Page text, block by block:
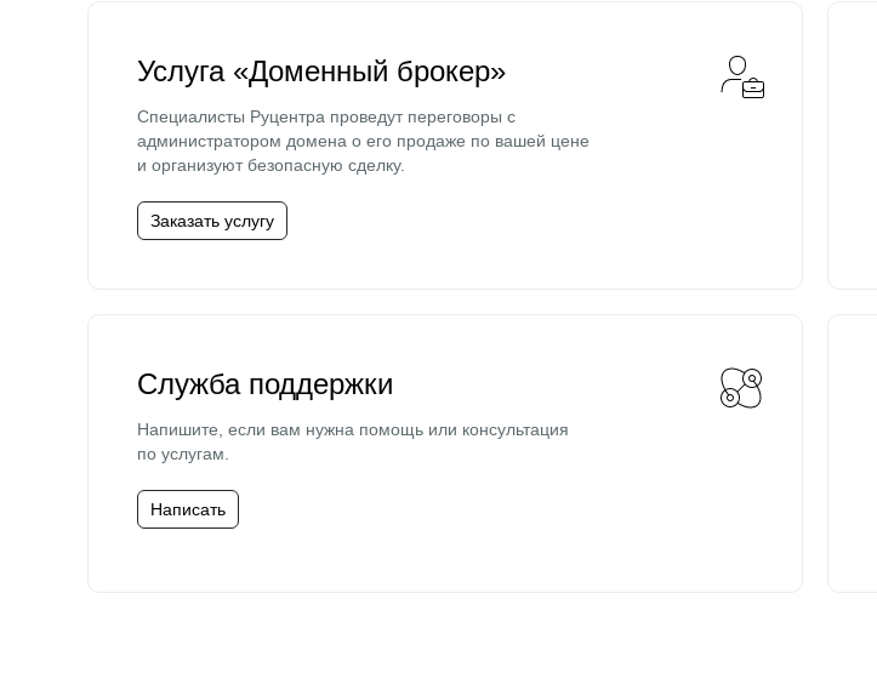
Услуга «Доменный брокер»
Специалисты Руцентра проведут переговоры с
администратором домена о его продаже по вашей цене
и организуют безопасную сделку.
Заказать услугу
Служба поддержки
Напишите, если вам нужна помощь или консультация
по услугам.
Написать